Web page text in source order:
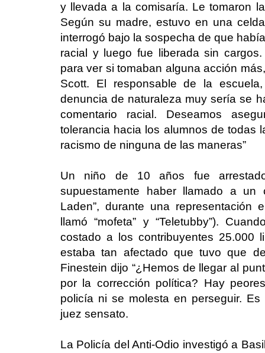
y llevada a la comisaría. Le tomaron
Según su madre, estuvo en una
interrogó bajo la sospecha de que
racial y luego fue liberada sin
para ver si tomaban alguna acción
Scott. El responsable de la
denuncia de naturaleza muy sería se
comentario racial. Deseamos
tolerancia hacia los alumnos de todas
racismo de ninguna de las maneras”
Un niño de 10 años fue
supuestamente haber llamado a un
Laden”, durante una representación
llamó “mofeta” y “Teletubby”).
costado a los contribuyentes 25.000
estaba tan afectado que tuvo que
Finestein dijo “¿Hemos de llegar al
por la corrección política? Hay
policía ni se molesta en perseguir.
juez sensato.
La Policía del Anti-Odio investigó a